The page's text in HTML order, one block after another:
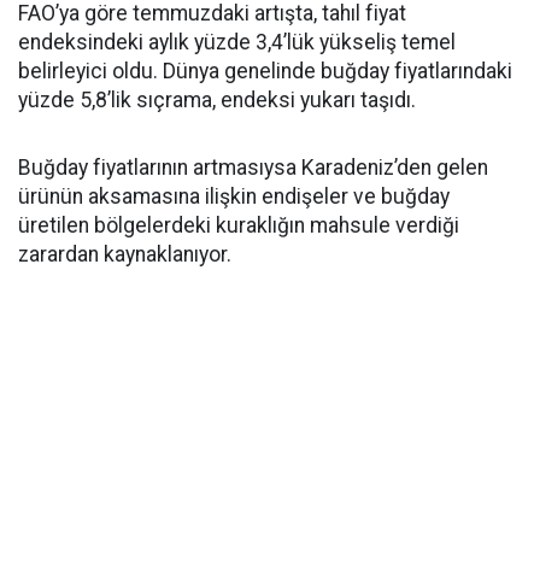
FAO’ya göre temmuzdaki artışta, tahıl fiyat
endeksindeki aylık yüzde 3,4’lük yükseliş temel
belirleyici oldu. Dünya genelinde buğday fiyatlarındaki
yüzde 5,8’lik sıçrama, endeksi yukarı taşıdı.
Buğday fiyatlarının artmasıysa Karadeniz’den gelen
ürünün aksamasına ilişkin endişeler ve buğday
üretilen bölgelerdeki kuraklığın mahsule verdiği
zarardan kaynaklanıyor.